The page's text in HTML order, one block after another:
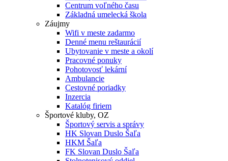
Centrum voľného času
Základná umelecká škola
Záujmy
Wifi v meste zadarmo
Denné menu reštaurácií
Ubytovanie v meste a okolí
Pracovné ponuky
Pohotovosť lekární
Ambulancie
Cestovné poriadky
Inzercia
Katalóg firiem
Športové kluby, OZ
Športový servis a správy
HK Slovan Duslo Šaľa
HKM Šaľa
FK Slovan Duslo Šaľa